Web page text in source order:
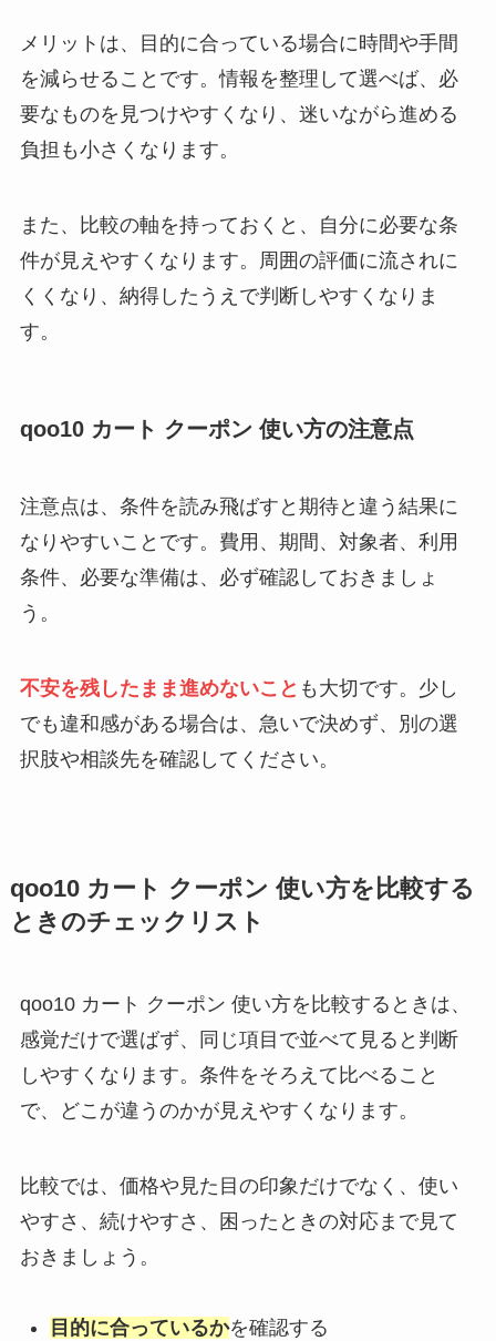
メリットは、目的に合っている場合に時間や手間
を減らせることです。情報を整理して選べば、必
要なものを見つけやすくなり、迷いながら進める
負担も小さくなります。
また、比較の軸を持っておくと、自分に必要な条
件が見えやすくなります。周囲の評価に流されに
くくなり、納得したうえで判断しやすくなりま
す。
qoo10 カート クーポン 使い方の注意点
注意点は、条件を読み飛ばすと期待と違う結果に
なりやすいことです。費用、期間、対象者、利用
条件、必要な準備は、必ず確認しておきましょ
う。
不安を残したまま進めないこと も大切です。少し
でも違和感がある場合は、急いで決めず、別の選
択肢や相談先を確認してください。
qoo10 カート クーポン 使い方を比較する
ときのチェックリスト
qoo10 カート クーポン 使い方を比較するときは、
感覚だけで選ばず、同じ項目で並べて見ると判断
しやすくなります。条件をそろえて比べること
で、どこが違うのかが見えやすくなります。
比較では、価格や見た目の印象だけでなく、使い
やすさ、続けやすさ、困ったときの対応まで見て
おきましょう。
目的に合っているかを確認する